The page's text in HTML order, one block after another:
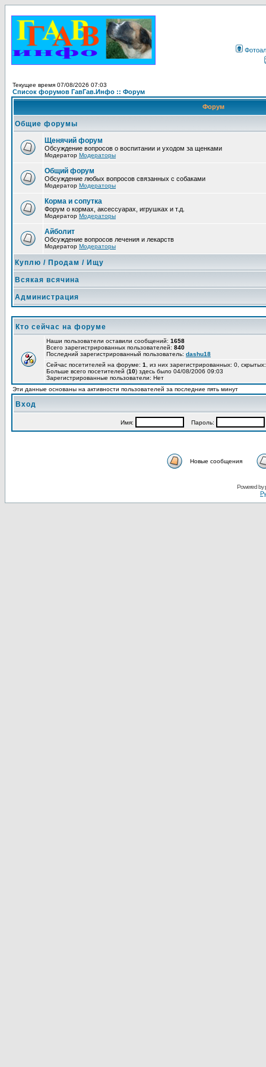
Текущее время 07/08/2026 07:03
Список форумов ГавГав.Инфо :: Форум
Форум
Общие форумы
Щенячий форум
Обсуждение вопросов о воспитании и уходом за щенками
Модератор Модераторы
Общий форум
Обсуждение любых вопросов связанных с собаками
Модератор Модераторы
Корма и сопутка
Форум о кормах, аксессуарах, игрушках и т.д.
Модератор Модераторы
Айболит
Обсуждение вопросов лечения и лекарств
Модератор Модераторы
Куплю / Продам / Ищу
Всякая всячина
Администрация
Кто сейчас на форуме
Наши пользователи оставили сообщений: 1658
Всего зарегистрированных пользователей: 840
Последний зарегистрированный пользователь: dashu18
Сейчас посетителей на форуме: 1
, из них зарегистрированных: 0,
Больше всего посетителей (10) здесь было 04/08/2006 09:03
Зарегистрированные пользователи: Нет
Эти данные основаны на активности пользователей за последние пять минут
Вход
Имя: Пароль:
Новые сообщения
Powered by